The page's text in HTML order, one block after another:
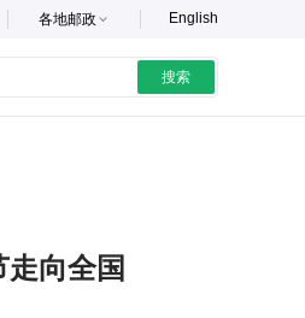
English
各地邮政
搜索
向全国